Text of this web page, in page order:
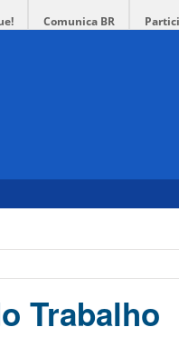
Comunica BR
Trabalho